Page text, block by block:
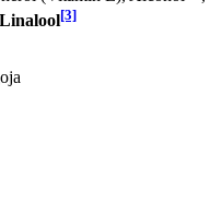
Linalool[3]